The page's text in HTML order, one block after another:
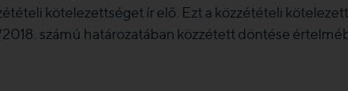
kötelezettséget ír elő. Ezt a közzétételi
számú határozatában közzétett döntése